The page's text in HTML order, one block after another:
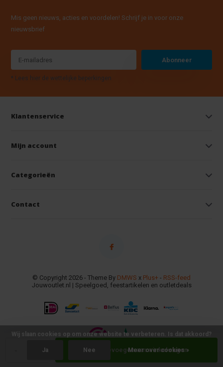
+ Toevoegen aan winkelwagen
Mis geen nieuws, acties en voordelen! Schrijf je in voor onze
nieuwsbrief
Abonneer
* Lees hier de wettelijke beperkingen
Klantenservice
Mijn account
Categorieën
Contact
© Copyright 2026 - Theme By DMWS x Plus+ - RSS-feed
Jouwoutlet.nl | Speelgoed, feestartikelen en outletdeals
Wij slaan cookies op om onze website te verbeteren. Is dat akkoord?
Ja Nee Meer over cookies »